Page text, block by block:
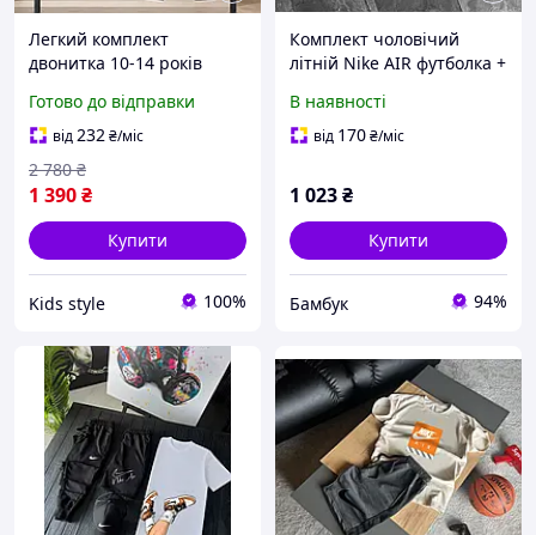
Легкий комплект
двонитка 10-14 років
хлопчику-підлітку, дитячі
спортивні костюми Nike
air з капюшоном
Готово до відправки
від232₴/міс
1 390₴
2 780 ₴
Купити
Kids style 100%
Комплект чоловічий
літній Nike AIR футболка +
спортивний
повсякденний на літо
В наявності
від 170₴/міс
1 023₴
Купити
Бамбук 94%